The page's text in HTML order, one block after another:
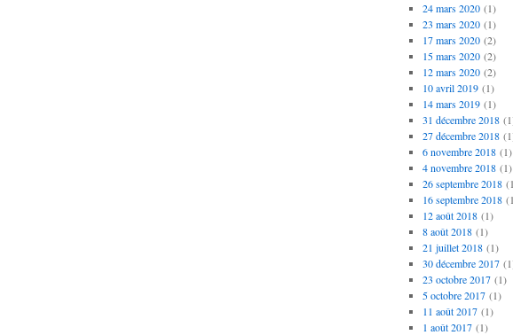
24 mars 2020(1)
23 mars 2020(1)
17 mars 2020(2)
15 mars 2020(2)
12 mars 2020(2)
10 avril 2019(1)
14 mars 2019(1)
31 décembre 2018
27 décembre 2018
6 novembre 2018(1)
4 novembre 2018(1)
26 septembre 2018
16 septembre 2018
12 août 2018(1)
8 août 2018(1)
21 juillet 2018(1)
30 décembre 2017
23 octobre 2017(1)
5 octobre 2017(1)
11 août 2017(1)
1 août 2017(1)